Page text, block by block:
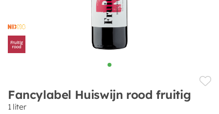
Fancylabel Huiswijn rood fruitig
1 liter